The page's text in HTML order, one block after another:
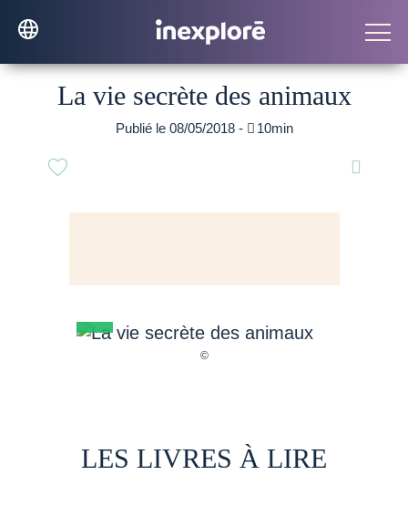
La vie secrète des animaux
Publié le 08/05/2018 -  10min

LES LIVRES À LIRE